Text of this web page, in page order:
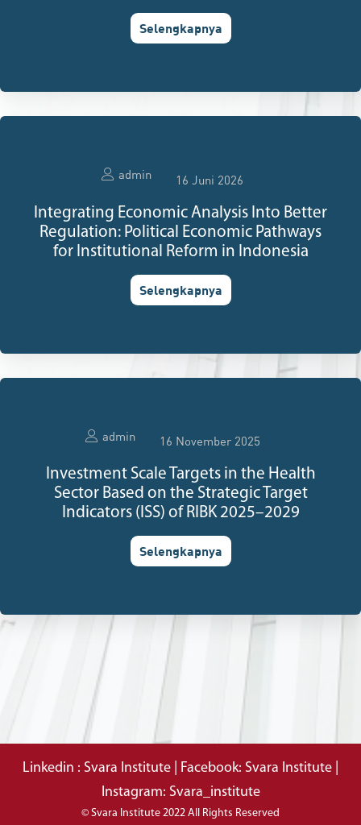
Selengkapnya
admin 16 Juni 2026
Integrating Economic Analysis Into Better
Regulation: Political Economic Pathways
for Institutional Reform in Indonesia
Selengkapnya
admin 16 November 2025
Investment Scale Targets in the Health
Sector Based on the Strategic Target
Indicators (ISS) of RIBK 2025–2029
Selengkapnya
Linkedin : Svara Institute | Facebook: Svara Institute |
Instagram: Svara_institute
© Svara Institute 2022 All Rights Reserved